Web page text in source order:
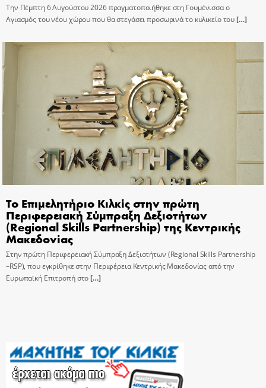
Την Πέμπτη 6 Αυγούστου 2026 πραγματοποιήθηκε στη Γουμένισσα ο
Αγιασμός του νέου χώρου που θα στεγάσει προσωρινά το κυλικείο του[…]
Το Επιμελητήριο Κιλκίς στην πρώτη
Περιφερειακή Σύμπραξη Δεξιοτήτων
(Regional Skills Partnership) της Κεντρικής
Μακεδονίας
Στην πρώτη Περιφερειακή Σύμπραξη Δεξιοτήτων (Regional Skills Partnership
–RSP), που εγκρίθηκε στην Περιφέρεια Κεντρικής Μακεδονίας από την
Ευρωπαϊκή Επιτροπή στο[…]